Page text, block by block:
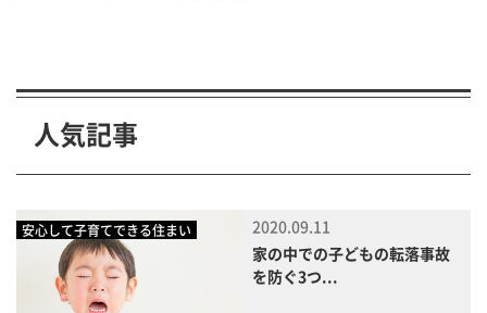
人気記事
安心して子育てできる住まい
2020.09.11
家の中での子どもの転落事故
を防ぐ3つ...